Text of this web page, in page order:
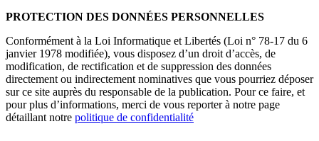
PROTECTION DES DONNÉES PERSONNELLES
Conformément à la Loi Informatique et Libertés (Loi n° 78-17 du 6
janvier 1978 modifiée), vous disposez d’un droit d’accès, de
modification, de rectification et de suppression des données
directement ou indirectement nominatives que vous pourriez déposer
sur ce site auprès du responsable de la publication. Pour ce faire, et
pour plus d’informations, merci de vous reporter à notre page
détaillant notre politique de confidentialité